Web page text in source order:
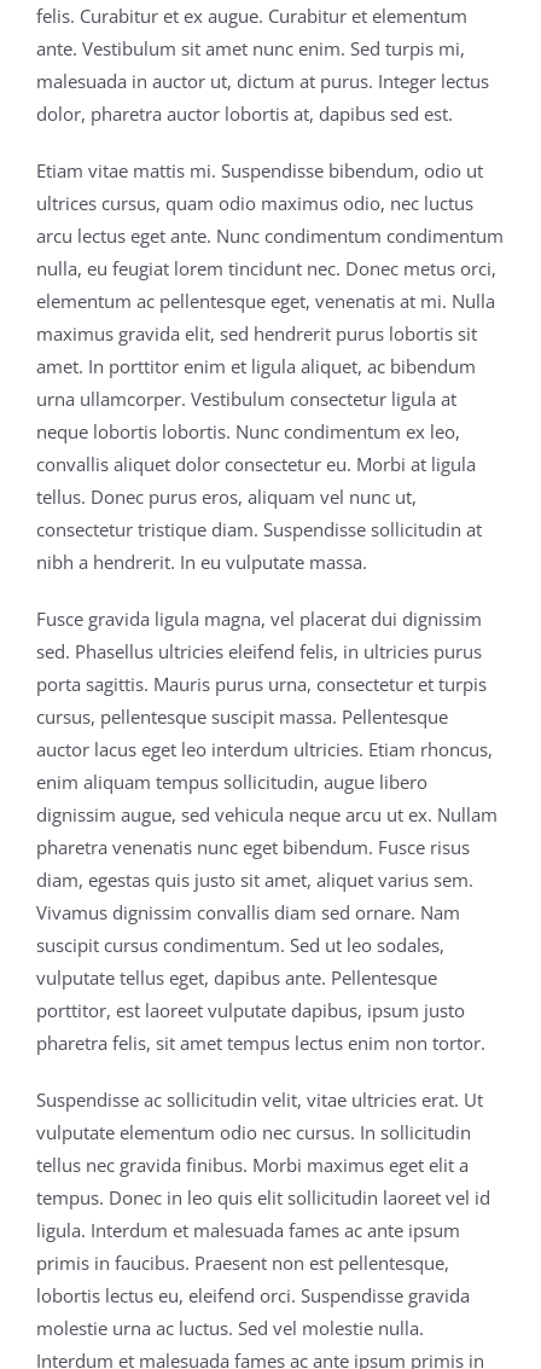
felis. Curabitur et ex augue. Curabitur et elementum
ante. Vestibulum sit amet nunc enim. Sed turpis mi,
malesuada in auctor ut, dictum at purus. Integer lectus
dolor, pharetra auctor lobortis at, dapibus sed est.
Etiam vitae mattis mi. Suspendisse bibendum, odio ut
ultrices cursus, quam odio maximus odio, nec luctus
arcu lectus eget ante. Nunc condimentum condimentum
nulla, eu feugiat lorem tincidunt nec. Donec metus orci,
elementum ac pellentesque eget, venenatis at mi. Nulla
maximus gravida elit, sed hendrerit purus lobortis sit
amet. In porttitor enim et ligula aliquet, ac bibendum
urna ullamcorper. Vestibulum consectetur ligula at
neque lobortis lobortis. Nunc condimentum ex leo,
convallis aliquet dolor consectetur eu. Morbi at ligula
tellus. Donec purus eros, aliquam vel nunc ut,
consectetur tristique diam. Suspendisse sollicitudin at
nibh a hendrerit. In eu vulputate massa.
Fusce gravida ligula magna, vel placerat dui dignissim
sed. Phasellus ultricies eleifend felis, in ultricies purus
porta sagittis. Mauris purus urna, consectetur et turpis
cursus, pellentesque suscipit massa. Pellentesque
auctor lacus eget leo interdum ultricies. Etiam rhoncus,
enim aliquam tempus sollicitudin, augue libero
dignissim augue, sed vehicula neque arcu ut ex. Nullam
pharetra venenatis nunc eget bibendum. Fusce risus
diam, egestas quis justo sit amet, aliquet varius sem.
Vivamus dignissim convallis diam sed ornare. Nam
suscipit cursus condimentum. Sed ut leo sodales,
vulputate tellus eget, dapibus ante. Pellentesque
porttitor, est laoreet vulputate dapibus, ipsum justo
pharetra felis, sit amet tempus lectus enim non tortor.
Suspendisse ac sollicitudin velit, vitae ultricies erat. Ut
vulputate elementum odio nec cursus. In sollicitudin
tellus nec gravida finibus. Morbi maximus eget elit a
tempus. Donec in leo quis elit sollicitudin laoreet vel id
ligula. Interdum et malesuada fames ac ante ipsum
primis in faucibus. Praesent non est pellentesque,
lobortis lectus eu, eleifend orci. Suspendisse gravida
molestie urna ac luctus. Sed vel molestie nulla.
Interdum et malesuada fames ac ante ipsum primis in